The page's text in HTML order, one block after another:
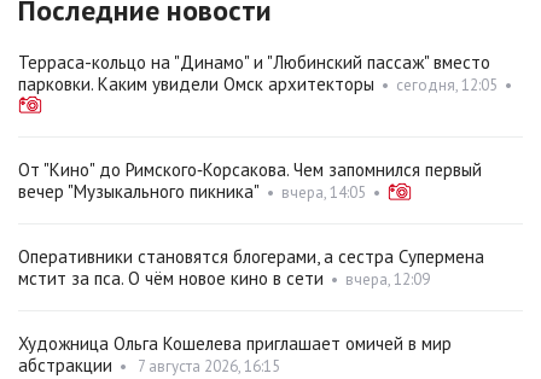
Последние новости
Терраса-кольцо на "Динамо" и "Любинский пассаж" вместо
парковки. Каким увидели Омск архитекторы • сегодня, 12:05 •
От "Кино" до Римского‑Корсакова. Чем запомнился первый
вечер "Музыкального пикника" • вчера, 14:05 •
Оперативники становятся блогерами, а сестра Супермена
мстит за пса. О чём новое кино в сети • вчера, 12:09
Художница Ольга Кошелева приглашает омичей в мир
абстракции • 7 августа 2026, 16:15